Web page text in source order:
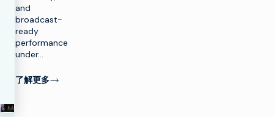
and
broadcast-
ready
performance
under…
了解更多